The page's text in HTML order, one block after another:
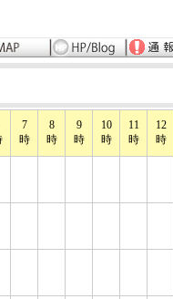
7
時
8
時
9
時
10
時
11
時
12
時